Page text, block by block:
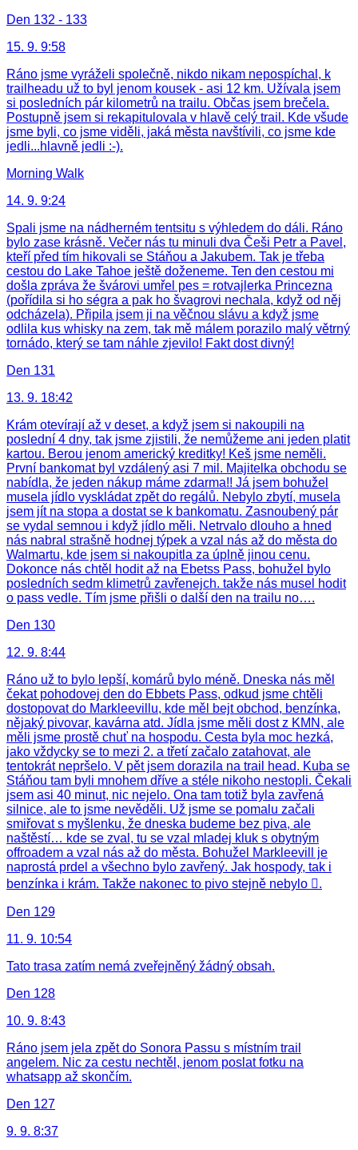
Den 132 - 133
15. 9. 9:58
Ráno jsme vyráželi společně, nikdo nikam nepospíchal, k
trailheadu už to byl jenom kousek - asi 12 km. Užívala jsem
si posledních pár kilometrů na trailu. Občas jsem brečela.
Postupně jsem si rekapitulovala v hlavě celý trail. Kde všude
jsme byli, co jsme viděli, jaká města navštívili, co jsme kde
jedli...hlavně jedli :-).
Morning Walk
14. 9. 9:24
Spali jsme na nádherném tentsitu s výhledem do dáli. Ráno
bylo zase krásně. Večer nás tu minuli dva Češi Petr a Pavel,
kteří před tím hikovali se Stáňou a Jakubem. Tak je třeba
cestou do Lake Tahoe ještě doženeme. Ten den cestou mi
došla zpráva že švárovi umřel pes = rotvajlerka Princezna
(pořídila si ho ségra a pak ho švagrovi nechala, když od něj
odcházela). Připila jsem ji na věčnou slávu a když jsme
odlila kus whisky na zem, tak mě málem porazilo malý větrný
tornádo, který se tam náhle zjevilo! Fakt dost divný!
Den 131
13. 9. 18:42
Krám otevírají až v deset, a když jsem si nakoupili na
poslední 4 dny, tak jsme zjistili, že nemůžeme ani jeden platit
kartou. Berou jenom americký kreditky! Keš jsme neměli.
První bankomat byl vzdálený asi 7 mil. Majitelka obchodu se
nabídla, že jeden nákup máme zdarma!! Já jsem bohužel
musela jídlo vyskládat zpět do regálů. Nebylo zbytí, musela
jsem jít na stopa a dostat se k bankomatu. Zasnoubený pár
se vydal semnou i když jídlo měli. Netrvalo dlouho a hned
nás nabral strašně hodnej týpek a vzal nás až do města do
Walmartu, kde jsem si nakoupitla za úplně jinou cenu.
Dokonce nás chtěl hodit až na Ebetss Pass, bohužel bylo
posledních sedm klimetrů zavřenejch. takže nás musel hodit
o pass vedle. Tím jsme přišli o další den na trailu no….
Den 130
12. 9. 8:44
Ráno už to bylo lepší, komárů bylo méně. Dneska nás měl
čekat pohodovej den do Ebbets Pass, odkud jsme chtěli
dostopovat do Markleevillu, kde měl bejt obchod, benzínka,
nějaký pivovar, kavárna atd. Jídla jsme měli dost z KMN, ale
měli jsme prostě chuť na hospodu. Cesta byla moc hezká,
jako vždycky se to mezi 2. a třetí začalo zatahovat, ale
tentokrát nepršelo. V pět jsem dorazila na trail head. Kuba se
Stáňou tam byli mnohem dříve a stéle nikoho nestopli. Čekali
jsem asi 40 minut, nic nejelo. Ona tam totiž byla zavřená
silnice, ale to jsme nevěděli. Už jsme se pomalu začali
smiřovat s myšlenku, že dneska budeme bez piva, ale
naštěstí… kde se zval, tu se vzal mladej kluk s obytným
offroadem a vzal nás až do města. Bohužel Markleevill je
naprostá prdel a všechno bylo zavřený. Jak hospody, tak i
benzínka i krám. Takže nakonec to pivo stejně nebylo .
Den 129
11. 9. 10:54
Tato trasa zatím nemá zveřejněný žádný obsah.
Den 128
10. 9. 8:43
Ráno jsem jela zpět do Sonora Passu s místním trail
angelem. Nic za cestu nechtěl, jenom poslat fotku na
whatsapp až skončím.
Den 127
9. 9. 8:37